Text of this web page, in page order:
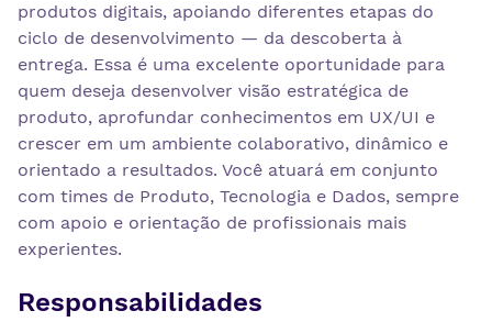
produtos digitais, apoiando diferentes etapas do
ciclo de desenvolvimento — da descoberta à
entrega. Essa é uma excelente oportunidade para
quem deseja desenvolver visão estratégica de
produto, aprofundar conhecimentos em UX/UI e
crescer em um ambiente colaborativo, dinâmico e
orientado a resultados. Você atuará em conjunto
com times de Produto, Tecnologia e Dados, sempre
com apoio e orientação de profissionais mais
experientes.
Responsabilidades